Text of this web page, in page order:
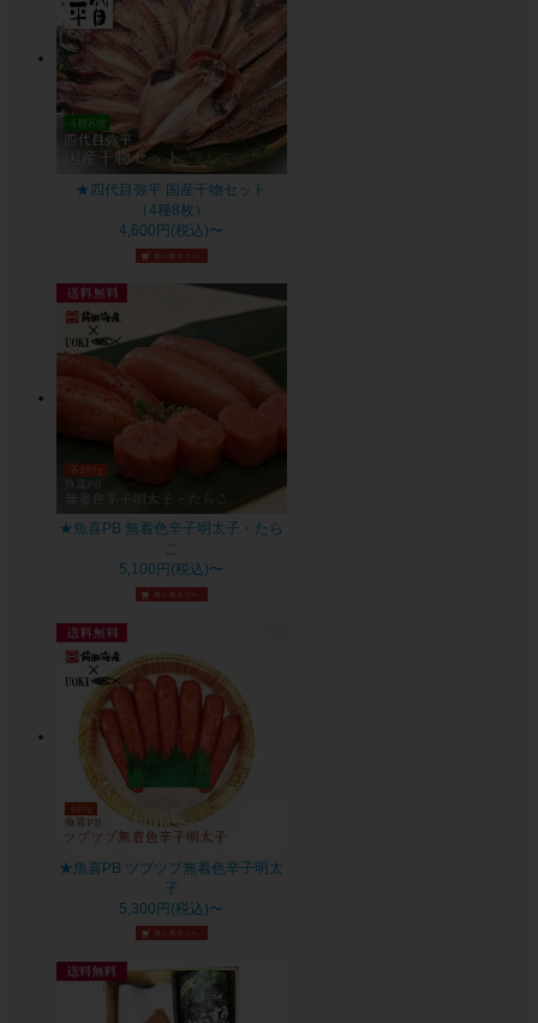
★四代目弥平 国産干物セット
（4種8枚）
4,600円(税込)〜
★魚喜PB 無着色辛子明太子・たら
こ
5,100円(税込)〜
★魚喜PB ツブツブ無着色辛子明太
子
5,300円(税込)〜